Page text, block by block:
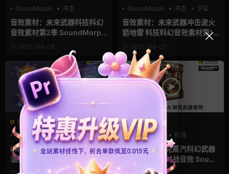
SoundMorph
冲击
游戏风
音效素材：未来武器科技科幻
音效素材第2季 SoundMorph
- Future Weapons 2
2021-06-08
SoundMorph
冲击 宇宙
音效素材：未来武器冲击波火
箭地雷 科技科幻音效素材第1
季 SoundMorph Future Wea
pons
2021-06-07
PR工程模板prproj
PR字幕模板
儿童
卡通模板
PR字幕模板 校园主题手绘笔刷
油漆标题模板下载
音乐音效
SoundMorph
机器
游戏风
音效素材：朋克蒸汽科幻武器
开枪气炮火箭对战音效 Sound
Morph – steampunk weapo